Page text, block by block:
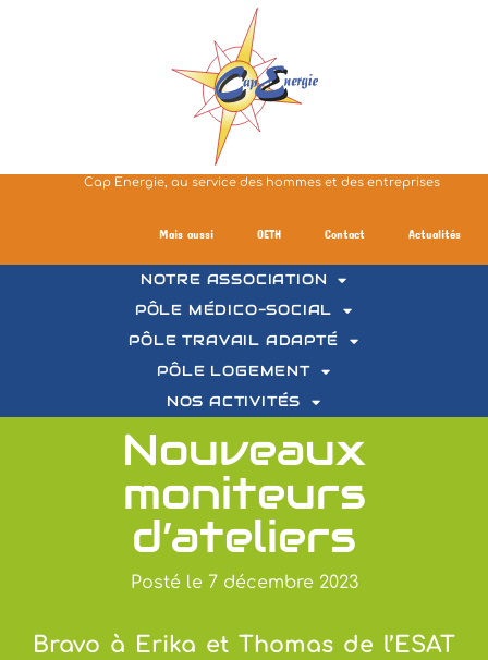
Cap Energie, au service des hommes et des entreprises
Mais aussi OETH Contact Actualités
NOTRE ASSOCIATION
PÔLE MÉDICO-SOCIAL
PÔLE TRAVAIL ADAPTÉ
PÔLE LOGEMENT
NOS ACTIVITÉS
Nouveaux
moniteurs
d’ateliers
Posté le 7 décembre 2023
Bravo à Erika et Thomas de l’ESAT